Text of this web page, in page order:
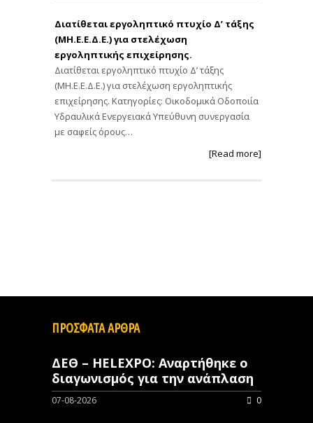
Διατίθεται εργοληπτικό πτυχίο Δ’ τάξης
(ΜΗ.Ε.Ε.Δ.Ε.) για στελέχωση
εργοληπτικής επιχείρησης.
Διατίθεται εργοληπτικό πτυχίο Δ’ τάξης
(ΜΗ.Ε.Ε.Δ.Ε.) για στελέχωση εργοληπτικής
επιχείρησης. Κατηγορίες: Οικοδομικά Οδοποιία
Υδραυλικά Ενεργειακά Υπεύθυνη συνεργασία
με σαφείς όρους…
[Read more]
ΠΡΟΣΦΑΤΑ ΑΡΘΡΑ
ΔΕΘ – HELEXPO: Αναρτήθηκε ο
διαγωνισμός για την ανάπλαση
07-08-2026 0